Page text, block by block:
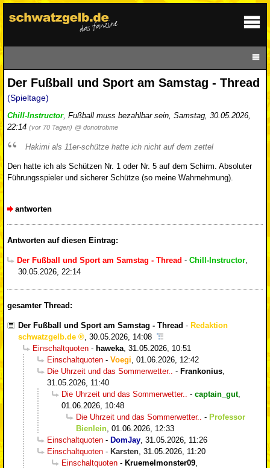
Der Fußball und Sport am Samstag - Thread
(Spieltage)
Chill-Instructor, Fußball muss bezahlbar sein, Samstag, 30.05.2026,
22:14 (vor 70 Tagen) @ donotrobme
Hakimi als 11er-schütze hatte ich nicht auf dem zettel
Den hatte ich als Schützen Nr. 1 oder Nr. 5 auf dem Schirm. Absoluter
Führungsspieler und sicherer Schütze (so meine Wahrnehmung).
antworten
Antworten auf diesen Eintrag:
Der Fußball und Sport am Samstag - Thread - Chill-Instructor,
30.05.2026, 22:14
gesamter Thread:
Der Fußball und Sport am Samstag - Thread - Redaktion
schwatzgelb.de
30.05.2026, 14:08
Einschaltquoten - haweka 31.05.2026, 10:51
Einschaltquoten - Voegi 01.06.2026, 12:42
Die Uhrzeit und das Sommerwetter..
- Frankonius
31.05.2026, 11:40
Die Uhrzeit und das Sommerwetter..
- captain_gut,
01.06.2026, 10:48
Die Uhrzeit und das Sommerwetter..
- Professor
Bienlein 01.06.2026, 12:33
Einschaltquoten - DomJay 31.05.2026, 11:26
Einschaltquoten - Karsten 31.05.2026, 11:20
Einschaltquoten - Kruemelmonster09